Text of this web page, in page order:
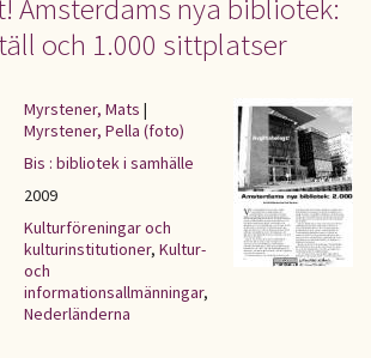
Amsterdams nya bibliotek:
och 1.000 sittplatser
Myrstener, Mats |
Myrstener, Pella (foto)
Bis : bibliotek i samhälle
2009
Kulturföreningar och
kulturinstitutioner, Kultur-
och
informationsallmänningar,
Nederländerna